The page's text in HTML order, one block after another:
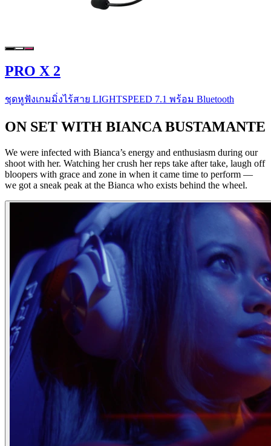
PRO X 2
ชุดหูฟังเกมมิ่งไร้สาย LIGHTSPEED 7.1 พร้อม Bluetooth
ON SET WITH BIANCA BUSTAMANTE
We were infected with Bianca’s energy and enthusiasm during our
shoot with her. Watching her crush her reps take after take, laugh off
bloopers with grace and zone in when it came time to perform —
we got a sneak peak at the Bianca who exists behind the wheel.